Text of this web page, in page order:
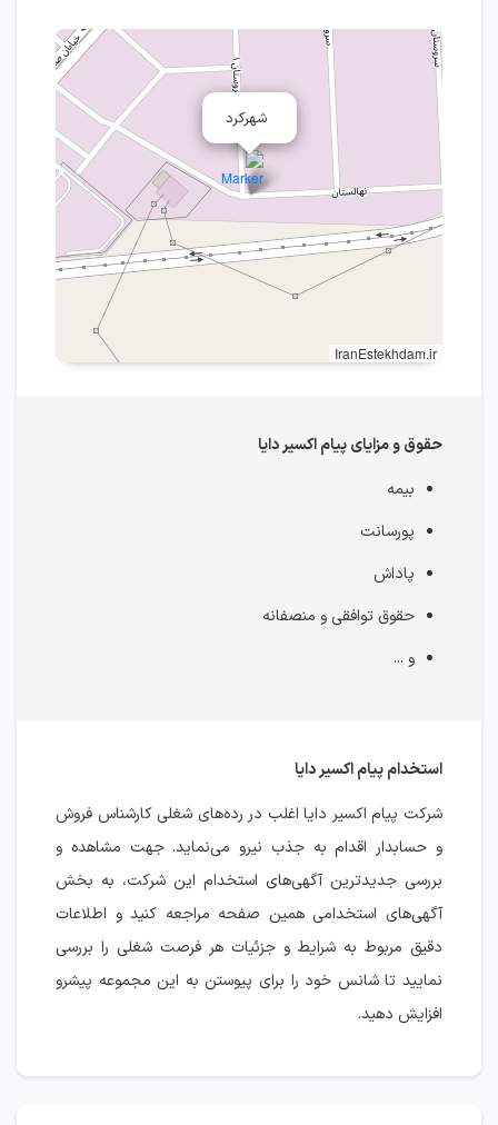
شهرکرد
IranEstekhdam.ir
حقوق و مزایای پیام اکسیر دایا
بیمه
پورسانت
پاداش
حقوق توافقی و منصفانه
و ...
استخدام پیام اکسیر دایا
شرکت پیام اکسیر دایا اغلب در رده‌های شغلی کارشناس فروش
و حسابدار اقدام به جذب نیرو می‌نماید. جهت مشاهده و
بررسی جدیدترین آگهی‌های استخدام این شرکت، به بخش
آگهی‌های استخدامی همین صفحه مراجعه کنید و اطلاعات
دقیق مربوط به شرایط و جزئیات هر فرصت شغلی را بررسی
نمایید تا شانس خود را برای پیوستن به این مجموعه پیشرو
افزایش دهید.